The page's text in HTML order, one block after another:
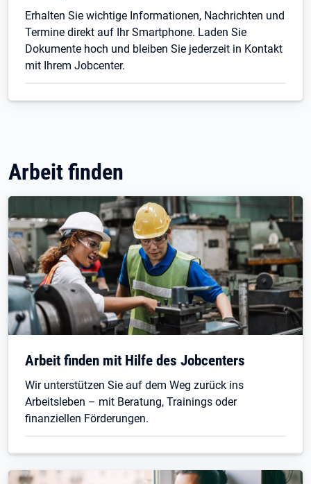
Erhalten Sie wichtige Informationen, Nachrichten und
Termine direkt auf Ihr Smartphone. Laden Sie
Dokumente hoch und bleiben Sie jederzeit in Kontakt
mit Ihrem Jobcenter.
Arbeit finden
Arbeit finden mit Hilfe des Jobcenters
Wir unterstützen Sie auf dem Weg zurück ins
Arbeitsleben – mit Beratung, Trainings oder
finanziellen Förderungen.